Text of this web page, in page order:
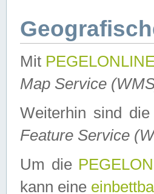
Mit
Map Service
Weiterhin sind
Feature Service
Um die
kann eine